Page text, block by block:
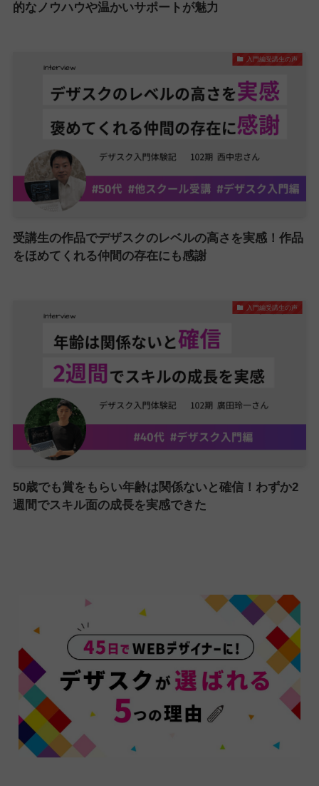
的なノウハウや温かいサポートが魅力
入門編受講生の声
受講生の作品でデザスクのレベルの高さを実感！作品
をほめてくれる仲間の存在にも感謝
入門編受講生の声
50歳でも賞をもらい年齢は関係ないと確信！わずか2
週間でスキル面の成長を実感できた